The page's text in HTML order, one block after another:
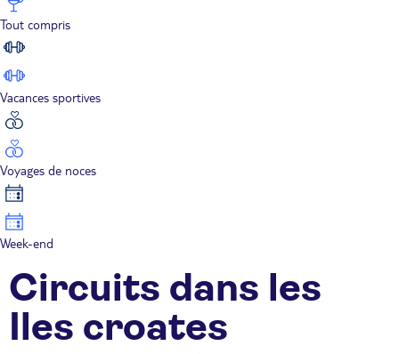
Tout compris
Vacances sportives
Voyages de noces
Week-end
Circuits dans les
Iles croates